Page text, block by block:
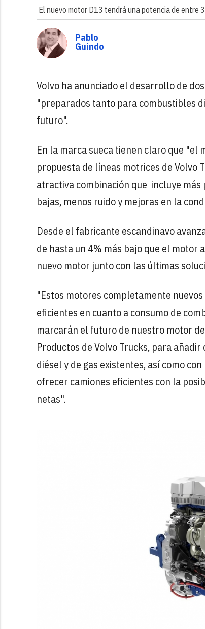
El nuevo motor D13 tendrá una potencia de entre
Pablo
Guindo
Volvo ha anunciado el desarrollo de
"preparados tanto para combustibles
futuro".
En la marca sueca tienen claro que
propuesta de líneas motrices de Volvo
atractiva combinación que incluye más
bajas, menos ruido y mejoras en la
Desde el fabricante escandinavo
de hasta un 4% más bajo que el motor
nuevo motor junto con las últimas
"Estos motores completamente
eficientes en cuanto a consumo de
marcarán el futuro de nuestro motor
Productos de Volvo Trucks, para
diésel y de gas existentes, así como
ofrecer camiones eficientes con la
netas".